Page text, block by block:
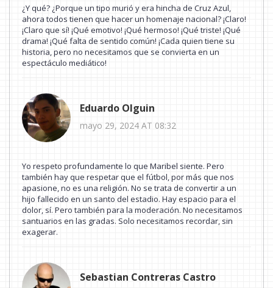
¿Y qué? ¿Porque un tipo murió y era hincha de Cruz Azul,
ahora todos tienen que hacer un homenaje nacional? ¡Claro!
¡Claro que sí! ¡Qué emotivo! ¡Qué hermoso! ¡Qué triste! ¡Qué
drama! ¡Qué falta de sentido común! ¡Cada quien tiene su
historia, pero no necesitamos que se convierta en un
espectáculo mediático!
Eduardo Olguin
mayo 29, 2024 AT 08:32
Yo respeto profundamente lo que Maribel siente. Pero
también hay que respetar que el fútbol, por más que nos
apasione, no es una religión. No se trata de convertir a un
hijo fallecido en un santo del estadio. Hay espacio para el
dolor, sí. Pero también para la moderación. No necesitamos
santuarios en las gradas. Solo necesitamos recordar, sin
exagerar.
Sebastian Contreras Castro